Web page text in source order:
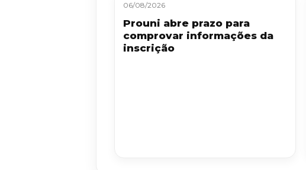
06/08/2026
Prouni abre prazo para
comprovar informações da
inscrição